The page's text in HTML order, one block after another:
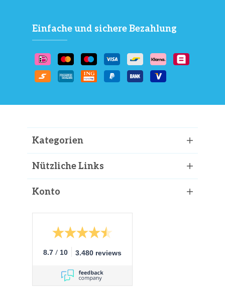
Einfache und sichere Bezahlung
Kategorien
Nützliche Links
Konto
8.7 / 10 3.480 reviews